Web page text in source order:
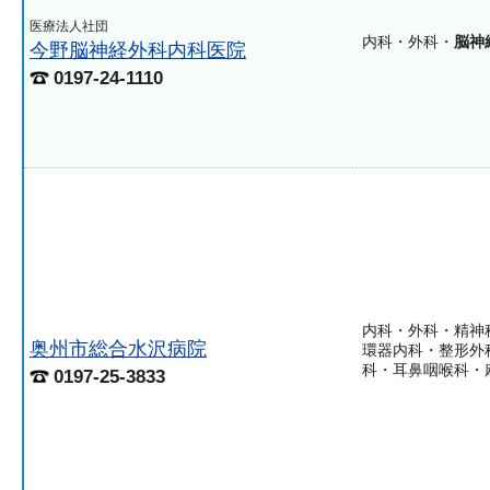
医療法人社団
今野脳神経外科内科医院
0197-24-1110
内科・外科・ 脳神
奥州市総合水沢病院
0197-25-3833
内科・外科・精神
環器内科・整形外
科・耳鼻咽喉科・